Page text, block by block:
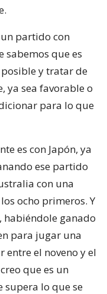
partido con
sabemos que es
y tratar de
ya sea favorable o
para lo que
es con Japón, ya
ese partido
con una
ocho primeros. Y
habiéndole ganado
para jugar una
entre el noveno y el
que es un
supera lo que se